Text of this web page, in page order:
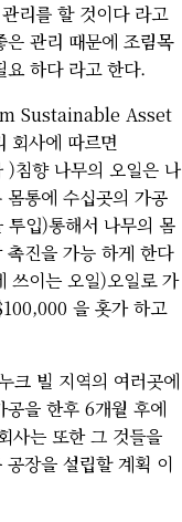
리를 할 것이다 라고
관리 때문에 조림목
요 하다 라고 한다.
Sustainable Asset
사에 따르면
향 나무의 오일은 나
통에 수십곳의 가공
투입)통해서 나무의 몸
진을 가능 하게 한다
쓰이는 오일)오일로 가
을 홋가 하고
빌 지역의 여러곳에
을 한후 6개월 후에
사는 또한 그 것들을
장을 설립할 계획 이